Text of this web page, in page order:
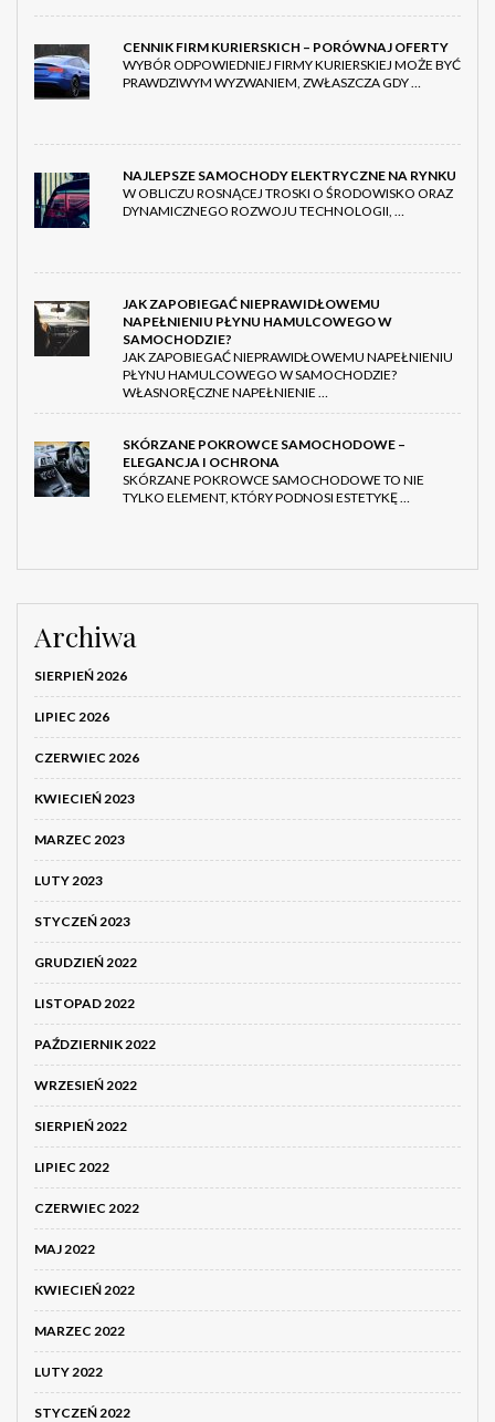
CENNIK FIRM KURIERSKICH – PORÓWNAJ OFERTY
WYBÓR ODPOWIEDNIEJ FIRMY KURIERSKIEJ MOŻE BYĆ
PRAWDZIWYM WYZWANIEM, ZWŁASZCZA GDY …
NAJLEPSZE SAMOCHODY ELEKTRYCZNE NA RYNKU
W OBLICZU ROSNĄCEJ TROSKI O ŚRODOWISKO ORAZ
DYNAMICZNEGO ROZWOJU TECHNOLOGII, …
JAK ZAPOBIEGAĆ NIEPRAWIDŁOWEMU
NAPEŁNIENIU PŁYNU HAMULCOWEGO W
SAMOCHODZIE?
JAK ZAPOBIEGAĆ NIEPRAWIDŁOWEMU NAPEŁNIENIU
PŁYNU HAMULCOWEGO W SAMOCHODZIE?
WŁASNORĘCZNE NAPEŁNIENIE …
SKÓRZANE POKROWCE SAMOCHODOWE –
ELEGANCJA I OCHRONA
SKÓRZANE POKROWCE SAMOCHODOWE TO NIE
TYLKO ELEMENT, KTÓRY PODNOSI ESTETYKĘ …
Archiwa
SIERPIEŃ 2026
LIPIEC 2026
CZERWIEC 2026
KWIECIEŃ 2023
MARZEC 2023
LUTY 2023
STYCZEŃ 2023
GRUDZIEŃ 2022
LISTOPAD 2022
PAŹDZIERNIK 2022
WRZESIEŃ 2022
SIERPIEŃ 2022
LIPIEC 2022
CZERWIEC 2022
MAJ 2022
KWIECIEŃ 2022
MARZEC 2022
LUTY 2022
STYCZEŃ 2022